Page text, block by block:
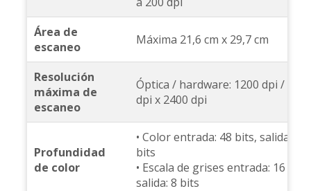
Área de
escaneo
Máxima 21,6 cm x 29,7 cm
Resolución
máxima de
escaneo
Óptica / hardware: 1200 dpi /
dpi x 2400 dpi
Profundidad
de color
• Color entrada: 48 bits, salida: 24
bits
• Escala de grises entrada: 16 bits,
salida: 8 bits